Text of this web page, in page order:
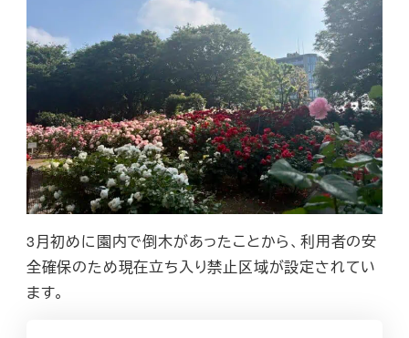
3月初めに園内で倒木があったことから、利用者の安
全確保のため現在立ち入り禁止区域が設定されてい
ます。